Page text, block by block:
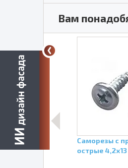
Вам
пленка BD
прочности
Саморезы с
острые